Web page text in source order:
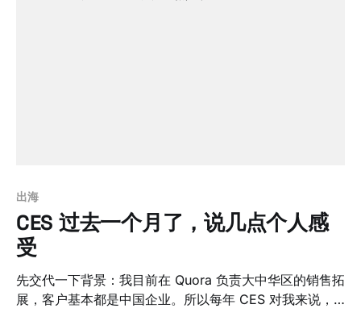
出海
CES 过去一个月了，说几点个人感
受
先交代一下背景：我目前在 Quora 负责大中华区的销售拓
展，客户基本都是中国企业。所以每年 CES 对我来说，